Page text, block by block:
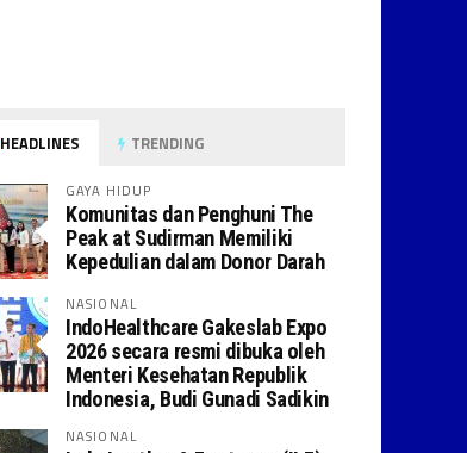
HEADLINES TRENDING
GAYA HIDUP
Komunitas dan Penghuni The
Peak at Sudirman Memiliki
Kepedulian dalam Donor Darah
NASIONAL
IndoHealthcare Gakeslab Expo
2026 secara resmi dibuka oleh
Menteri Kesehatan Republik
Indonesia, Budi Gunadi Sadikin
NASIONAL